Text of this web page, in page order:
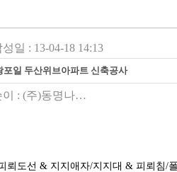
성일 : 13-04-18 14:13
포일 두산위브아파트 신축공사
: (주)동명나…
뢰도선 & 지지애자/지지대 & 피뢰침/